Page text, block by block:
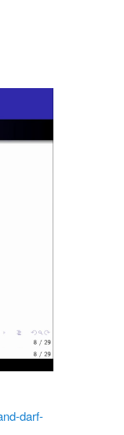
darf-